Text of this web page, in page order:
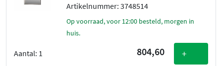
Artikelnummer: 3748514
Op voorraad, voor 12:00 besteld, morgen in
huis.
Aantal: 1 804,60 +